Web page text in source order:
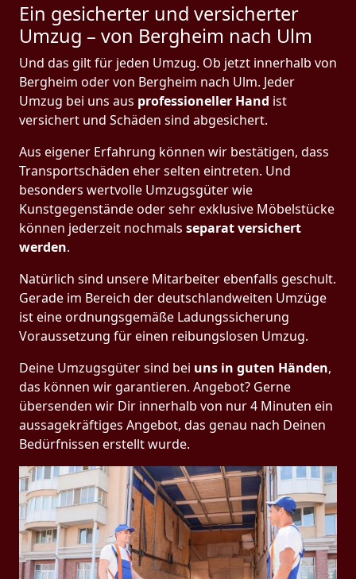
Ein gesicherter und versicherter
Umzug – von Bergheim nach Ulm
Und das gilt für jeden Umzug. Ob jetzt innerhalb von
Bergheim oder von Bergheim nach Ulm. Jeder
Umzug bei uns aus professioneller Hand ist
versichert und Schäden sind abgesichert.
Aus eigener Erfahrung können wir bestätigen, dass
Transportschäden eher selten eintreten. Und
besonders wertvolle Umzugsgüter wie
Kunstgegenstände oder sehr exklusive Möbelstücke
können jederzeit nochmals separat versichert
werden.
Natürlich sind unsere Mitarbeiter ebenfalls geschult.
Gerade im Bereich der deutschlandweiten Umzüge
ist eine ordnungsgemäße Ladungssicherung
Voraussetzung für einen reibungslosen Umzug.
Deine Umzugsgüter sind bei uns in guten Händen,
das können wir garantieren. Angebot? Gerne
übersenden wir Dir innerhalb von nur 4 Minuten ein
aussagekräftiges Angebot, das genau nach Deinen
Bedürfnissen erstellt wurde.